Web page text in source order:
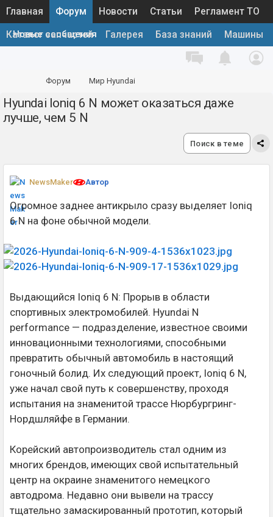
Главная Форум
Новые сообщения
Новости Статьи Регламент ТО
Каталог запчастей Галерея База знаний Машины
Форум Мир Hyundai
Основная конференция
Hyundai Ioniq 6 N может оказаться даже
лучше, чем 5 N
Поиск в теме
NewsMaker Автор
Огромное заднее антикрыло сразу выделяет Ioniq
6 N на фоне обычной модели.
Выдающийся Ioniq 6 N: Прорыв в области
спортивных электромобилей. Hyundai N
performance — подразделение, известное своими
инновационными технологиями, способными
превратить обычный автомобиль в настоящий
гоночный болид. Их следующий проект, Ioniq 6 N,
уже начал свой путь к совершенству, проходя
испытания на знаменитой трассе Нюрбургринг-
Нордшляйфе в Германии.
Корейский автопроизводитель стал одним из
многих брендов, имеющих свой испытательный
центр на окраине знаменитого немецкого
автодрома. Недавно они вывели на трассу
тщательно замаскированный прототип, который